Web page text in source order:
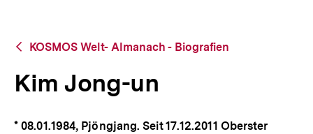
bpb.de
Zurück
Übersicht
KOSMOS Welt- Almanach - Biografien
Kim Jong-un
* 08.01.1984, Pjöngjang. Seit 17.12.2011 Oberster